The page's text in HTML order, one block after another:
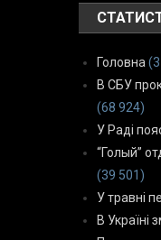
Головна
В СБУ
(68 924)
У Раді
“Голый”
(39 501)
У травні
В Україні